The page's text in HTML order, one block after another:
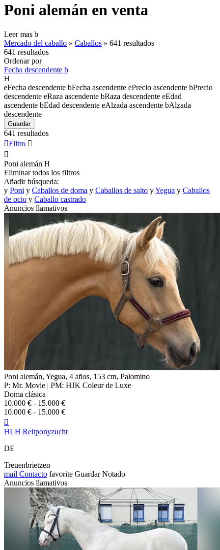
Poni alemán en venta
Leer mas b
Mercado del caballo » Caballos » 641 resultados
641 resultados
Ordenar por
Fecha descendente b
H
eFecha descendente bFecha ascendente ePrecio ascendente bPrecio
descendente eRaza ascendente bRaza descendente eEdad
ascendente bEdad descendente eAlzada ascendente bAlzada
descendente
Guardar
641 resultados
Filtro 

Poni alemán H
Eliminar todos los filtros
Añadir búsqueda:
y Poni y Caballos de doma y Caballos de salto yYegua y Caballos
de ocio y Caballo castrado
Anuncios llamativos
Poni alemán, Yegua, 4 años, 153 cm, Palomino
P: Mr. Movie | PM: HJK Coleur de Luxe
Doma clásica
10.000 € - 15.000 €
10.000 € - 15.000 €

HLH Reitponyzucht
DE
Treuenbrietzen
mail Contacto favorite Guardar Notado
Anuncios llamativos